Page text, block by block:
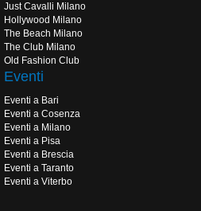
Just Cavalli Milano
Hollywood Milano
The Beach Milano
The Club Milano
Old Fashion Club
Eventi
Eventi a Bari
Eventi a Cosenza
Eventi a Milano
Eventi a Pisa
Eventi a Brescia
Eventi a Taranto
Eventi a Viterbo